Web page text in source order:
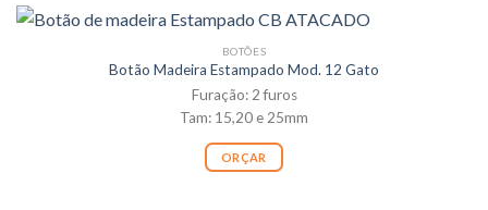
BOTÕES
Botão Madeira Estampado Mod. 12 Gato
Furação: 2 furos
Tam: 15,20 e 25mm
ORÇAR